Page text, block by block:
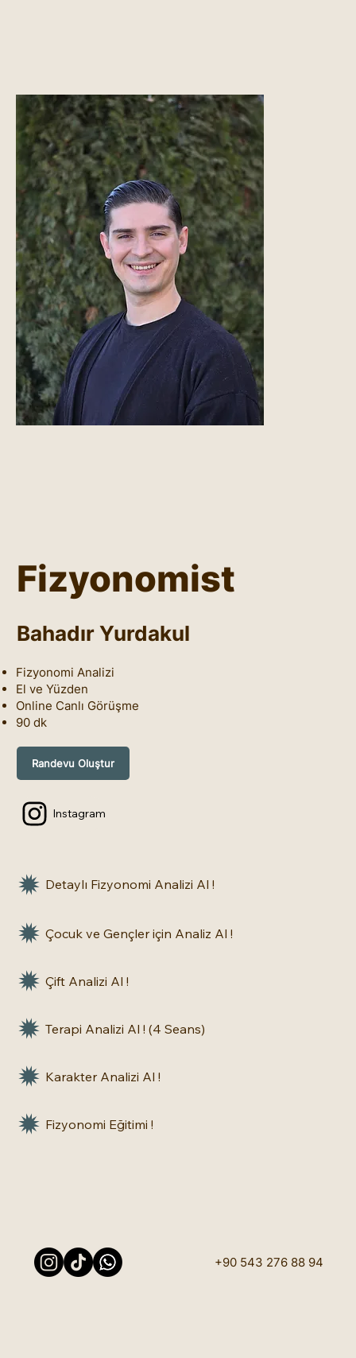
Fizyonomist
Bahadır Yurdakul
Fizyonomi Analizi
El ve Yüzden
Online Canlı Görüşme
90 dk
Randevu Oluştur
Instagram
Detaylı Fizyonomi Analizi Al !
Karakter Analizi Al !
Çocuk ve Gençler için Analiz Al !
Terapi Analizi Al ! (4 Seans)
Çift Analizi Al !
Fizyonomi Eğitimi !
+90 543 276 88 94